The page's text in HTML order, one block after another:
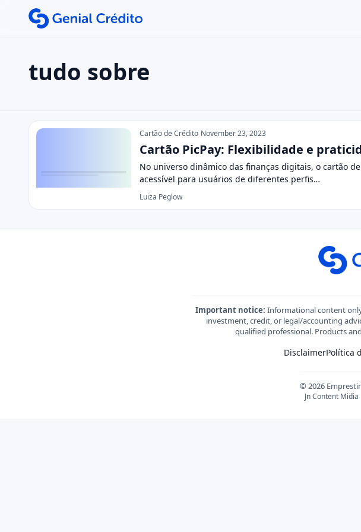
Search the site
Press Enter to search or ESC to close.
tudo sobre
tudo sobre Cartão de Crédito November 23, 2023
Cartão PicPay: Flexibilidade e
No universo dinâmico das finanças digitais, o cartão
acessível para usuários de diferentes perfis…
Luiza Peglow
Important notice: Informational content
investment, credit, or legal/accounting
qualified professional. Products
DisclaimerPolítica
© 2026
Jn Content